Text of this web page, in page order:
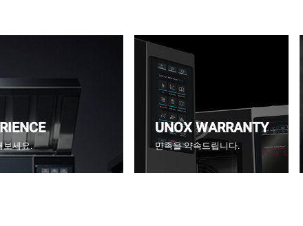
보세요.
UNOX WARRANTY
만족을 약속드립니다.